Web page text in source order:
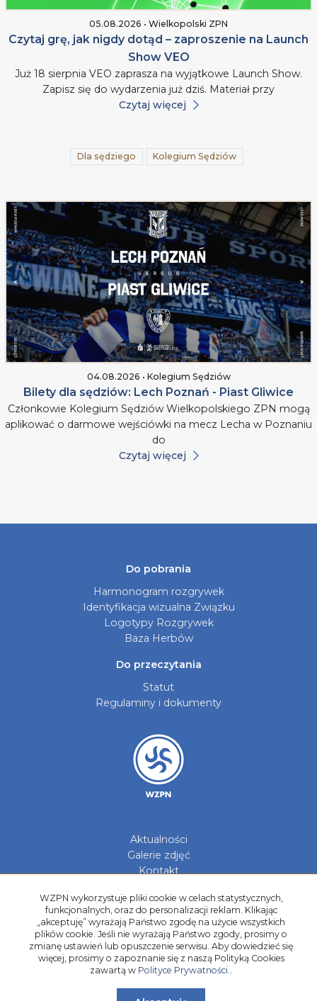
05.08.2026 • Wielkopolski ZPN
Czytaj grę, jak nigdy dotąd – zaproszenie na Launch
Show VEO
Już 18 sierpnia VEO zaprasza na wyjątkowe Launch Show.
Zapisz się do wydarzenia już dziś. Materiał przy
Czytaj więcej
Dla sędziego Kolegium Sędziów
04.08.2026 • Kolegium Sędziów
Bilety dla sędziów: Lech Poznań - Piast Gliwice
Członkowie Kolegium Sędziów Wielkopolskiego ZPN mogą
aplikować o darmowe wejściówki na mecz Lecha w Poznaniu
do
Czytaj więcej
Do pobrania
Harmonogram rozgrywek
Identyfikacja wizualna Związku
Logotypy Rozgrywek
Baza Herbów
Do przeczytania
Statut
Regulaminy i dokumenty
Aktualności
Galerie zdjęć
Kontakt
Kadry Regionów
Program Grantowy
Dziewczyny do Piłki
WZPN wykorzystuje pliki cookie w celach statystycznych,
funkcjonalnych, oraz do personalizacji reklam. Klikając
„akceptuję” wyrażają Państwo zgodę na użycie wszystkich
plików cookie. Jeśli nie wyrażają Państwo zgody, prosimy o
zmianę ustawień lub opuszczenie serwisu. Aby dowiedzieć się
więcej, prosimy o zapoznanie się z naszą Polityką Cookies
zawartą w Polityce Prywatności..